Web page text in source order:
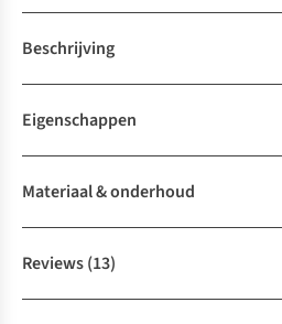
Beschrijving
Eigenschappen
Materiaal & onderhoud
Reviews(13)